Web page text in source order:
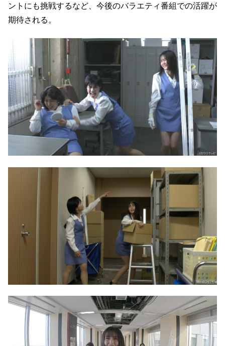
ントにも挑戦するなど、今後のバラエティ番組での活躍が
期待される。